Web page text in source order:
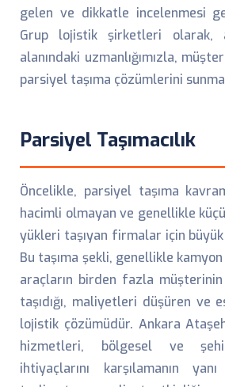
gelen ve dikkatle incelenmesi
Grup lojistik şirketleri olarak,
alanındaki uzmanlığımızla,
parsiyel taşıma çözümlerini
Parsiyel Taşımacılık
Öncelikle, parsiyel taşıma
hacimli olmayan ve genellikle
yükleri taşıyan firmalar için
Bu taşıma şekli, genellikle
araçların birden fazla müşterinin
taşıdığı, maliyetleri düşüren ve
lojistik çözümüdür. Ankara
hizmetleri, bölgesel ve
ihtiyaçlarını karşılamanın